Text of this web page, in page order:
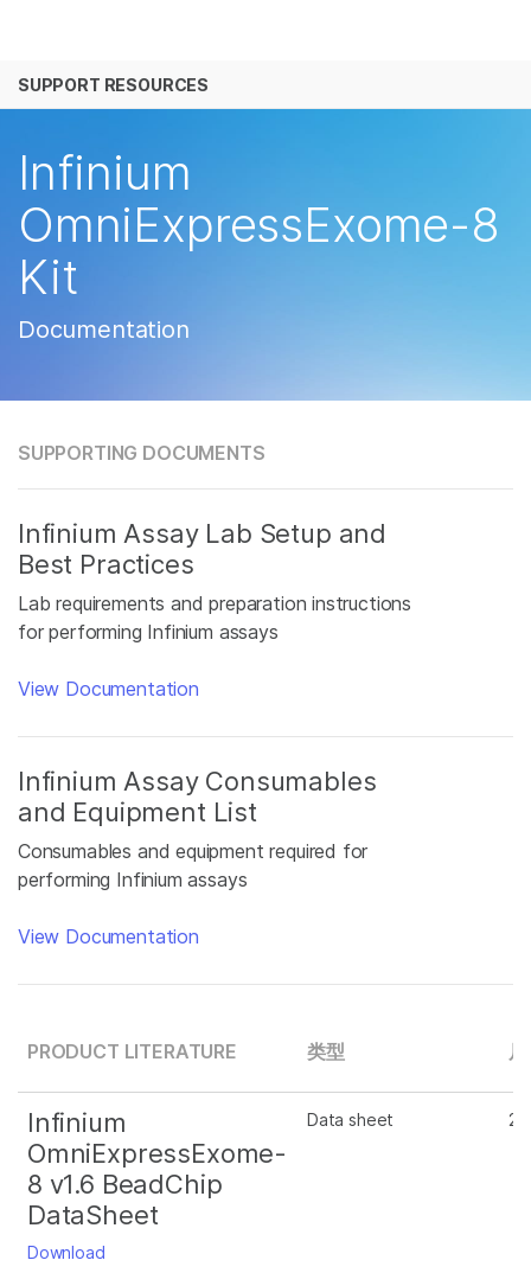
解决方案
公司
支持
推荐内容链接
SUPPORT RESOURCES
Infinium
OmniExpressExome-8
Kit
Documentation
SUPPORTING DOCUMENTS
Infinium Assay Lab Setup and
Best Practices
Lab requirements and preparation instructions
for performing Infinium assays
View Documentation
Infinium Assay Consumables
and Equipment List
Consumables and equipment required for
performing Infinium assays
View Documentation
PRODUCT LITERATURE 类型
Infinium
OmniExpressExome-
8 v1.6 BeadChip
DataSheet
Download
Data sheet 2
查看更多相关内容。选择您感兴趣的领域:
微生物学
复杂疾病